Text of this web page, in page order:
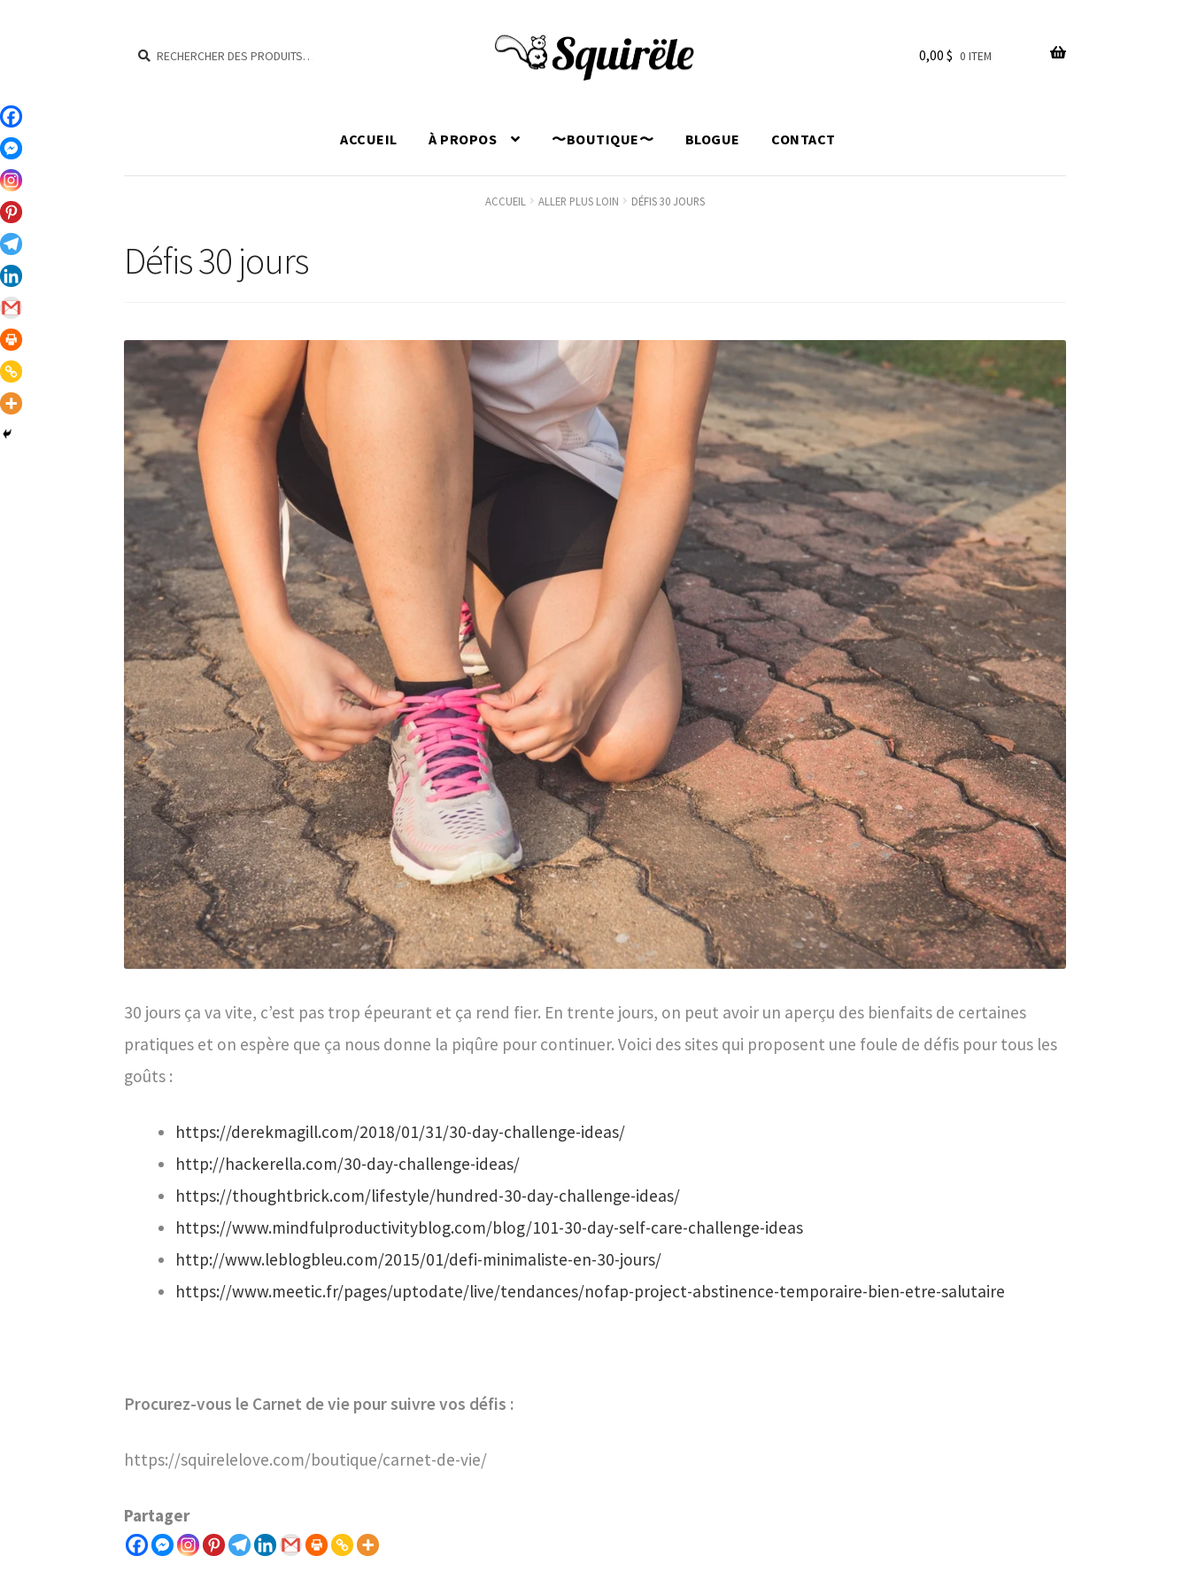
RECHERCHER :
RECHERCHER 0,00$ 0 ITEM
ACCUEIL À PROPOS 〜BOUTIQUE〜 BLOGUE CONTACT
ACCUEIL ALLER PLUS LOIN DÉFIS 30 JOURS
Défis 30 jours
30 jours ça va vite, c’est pas trop épeurant et ça rend fier. En trente jours, on peut avoir un aperçu des bienfaits de certaines
pratiques et on espère que ça nous donne la piqûre pour continuer. Voici des sites qui proposent une foule de défis pour tous les
goûts :
https://derekmagill.com/2018/01/31/30-day-challenge-ideas/
http://hackerella.com/30-day-challenge-ideas/
https://thoughtbrick.com/lifestyle/hundred-30-day-challenge-ideas/
https://www.mindfulproductivityblog.com/blog/101-30-day-self-care-challenge-ideas
http://www.leblogbleu.com/2015/01/defi-minimaliste-en-30-jours/
https://www.meetic.fr/pages/uptodate/live/tendances/nofap-project-abstinence-temporaire-bien-etre-salutaire
Procurez-vous le Carnet de vie pour suivre vos défis :
https://squirelelove.com/boutique/carnet-de-vie/
Partager